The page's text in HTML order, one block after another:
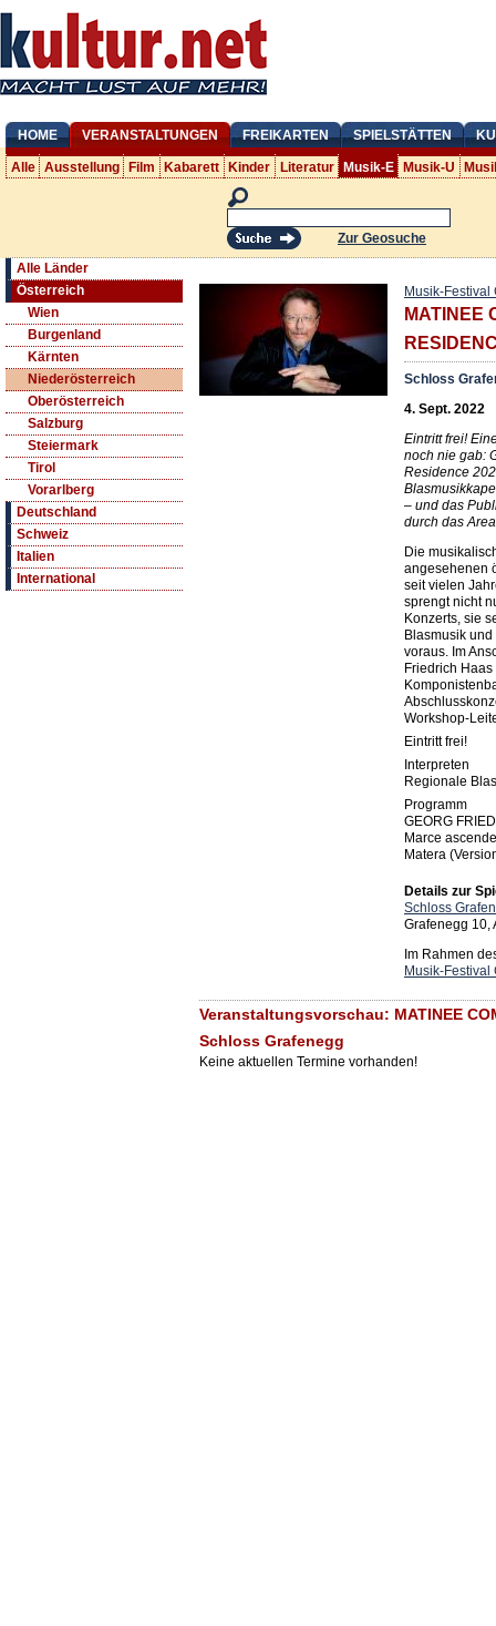
HOME VERANSTALTUNGEN FREIKARTEN SPIELSTÄTTEN
Alle Ausstellung Film Kabarett Kinder Literatur Musik-E Musik-U
Zur Geosuche
Alle Länder
Österreich
Wien
Burgenland
Kärnten
Niederösterreich
Oberösterreich
Salzburg
Steiermark
Tirol
Vorarlberg
Deutschland
Schweiz
Italien
International
Musik-Festival
MATINEE
Schloss
4. Sept. 2022
Eintritt frei!
noch nie gab:
Residence
– und das
durch das
Die
angesehenen
seit vielen
sprengt nicht
Konzerts, sie
Blasmusik
voraus. Im
Friedrich
Workshop-
Eintritt frei!
Interpreten
Regionale
Programm
GEORG
Marce
Matera
Details zur
Schloss
Grafenegg 10,
Im Rahmen
Musik-Festival
Veranstaltungsvorschau: MATINEE
Schloss Grafenegg
Keine aktuellen Termine vorhanden!